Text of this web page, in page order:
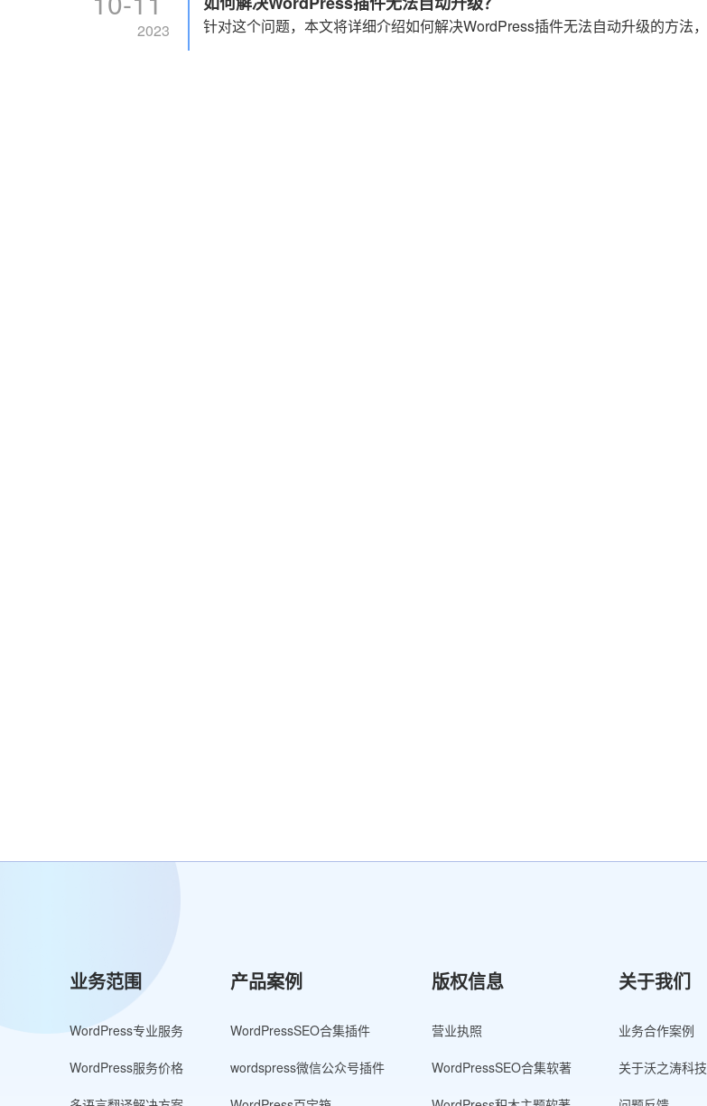
2023
业务范围
WordPress专业服务
WordPress服务价格
产品案例
WordPressSEO合集插件
wordspress微信公众号插件
版权信息
营业执照
WordPressSEO合集软著
关于我们
业务合作案例
关于沃之涛科技